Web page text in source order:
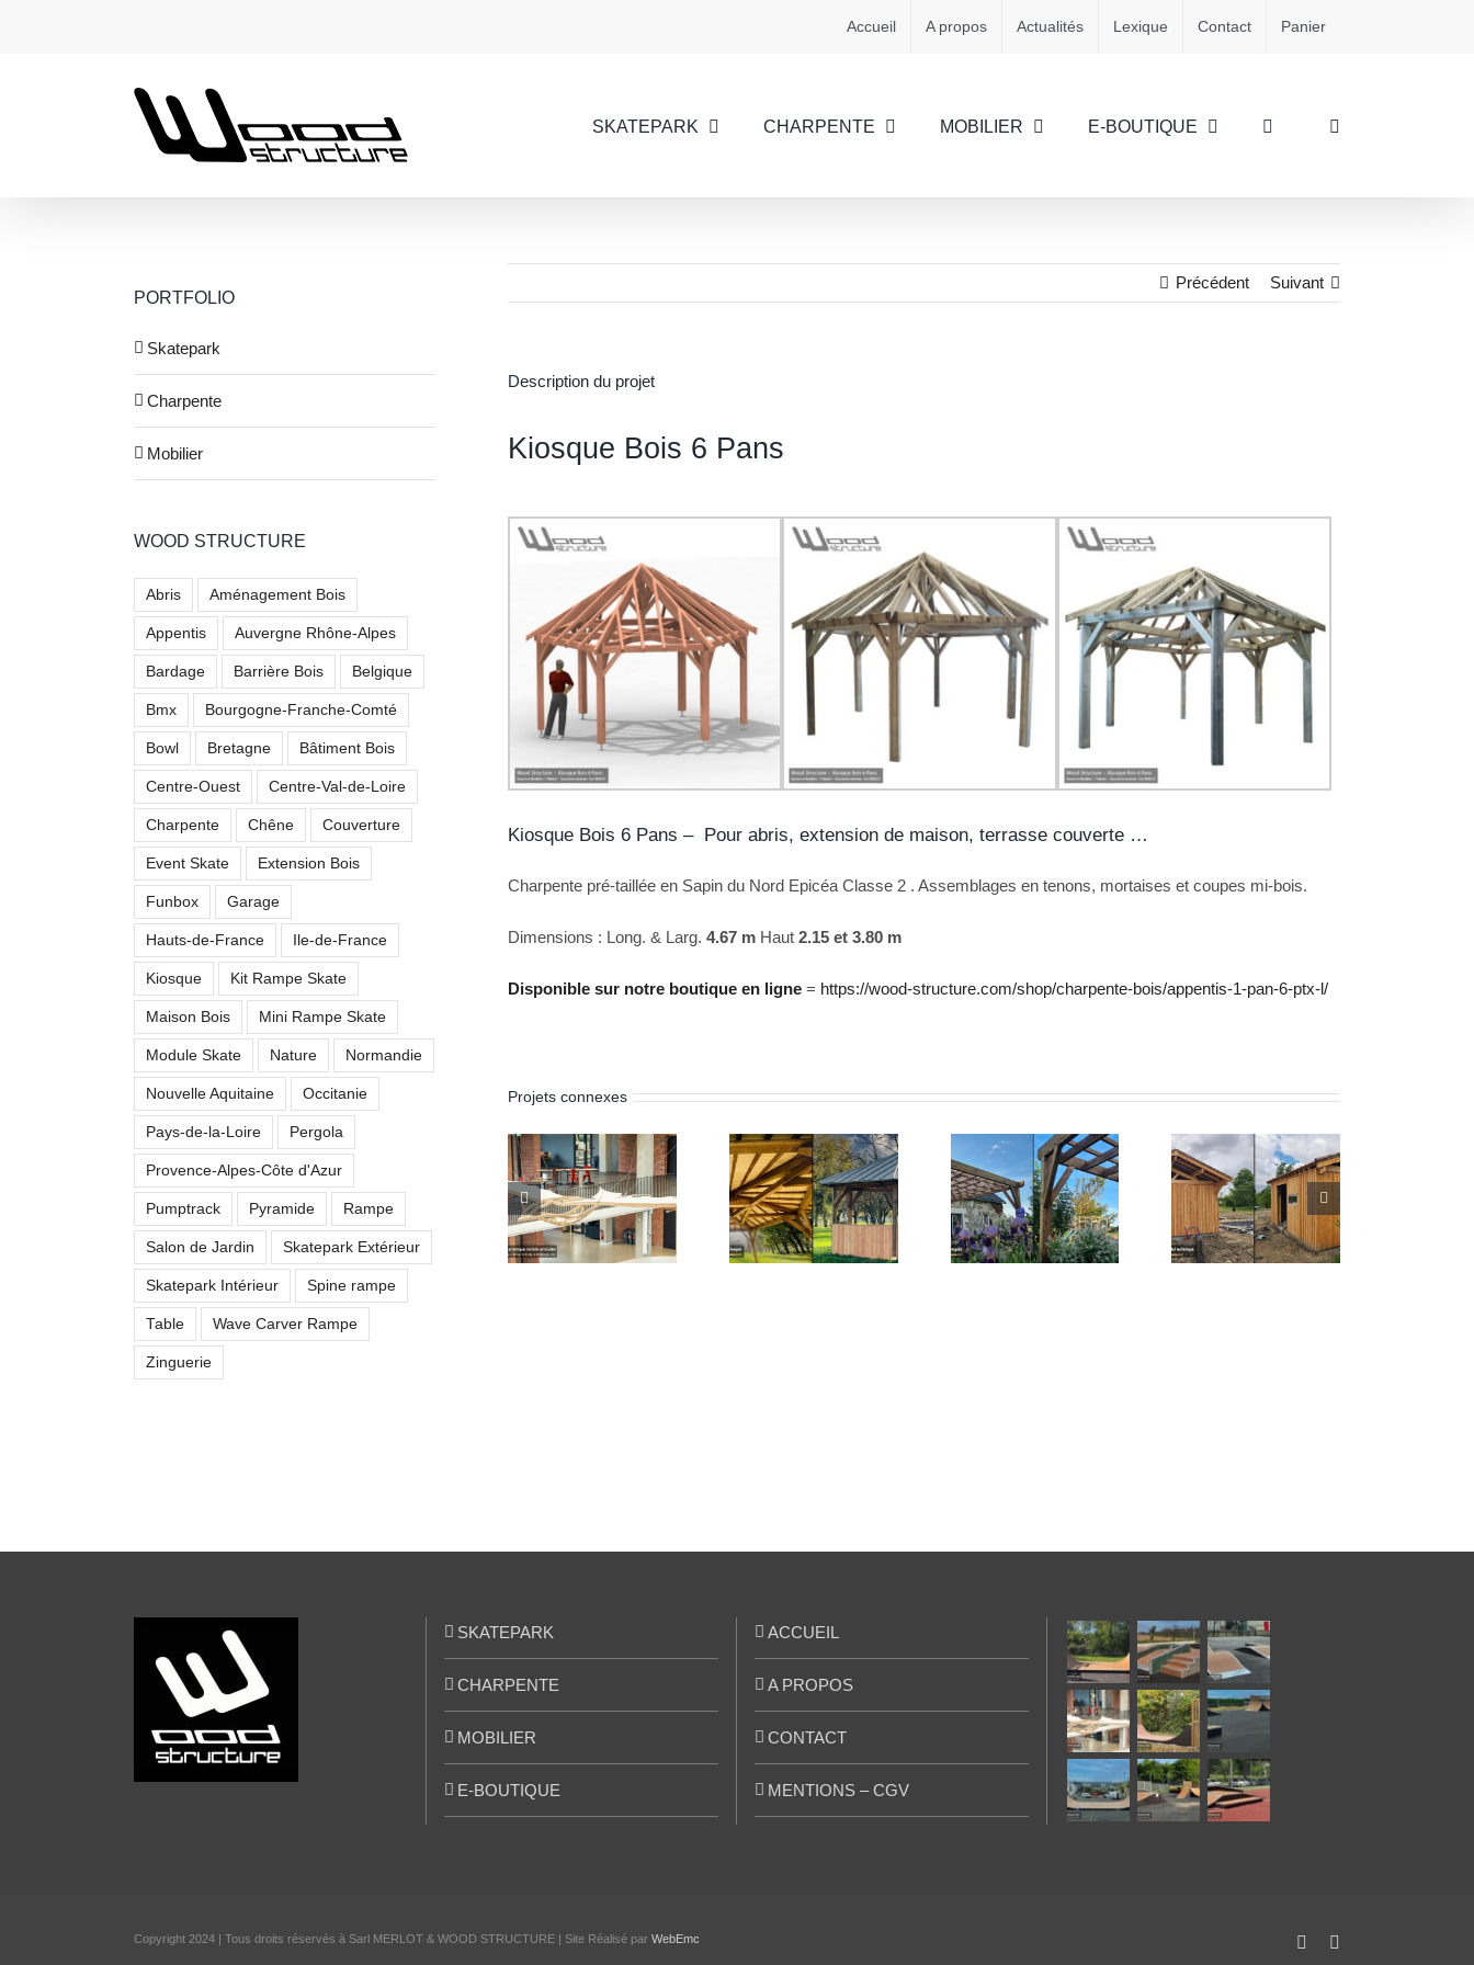
Accueil A propos Actualités Lexique Contact Panier
SKATEPARK CHARPENTE MOBILIER E-BOUTIQUE
Précédent Suivant
Description du projet
Kiosque Bois 6 Pans
Kiosque Bois 6 Pans – Pour abris, extension de maison, terrasse couverte …
Charpente pré-taillée en Sapin du Nord Epicéa Classe 2 . Assemblages en tenons, mortaises et coupes mi-bois.
Dimensions : Long. & Larg. 4.67 m Haut 2.15 et 3.80 m
Disponible sur notre boutique en ligne = https://wood-structure.com/shop/charpente-bois/appentis-1-pan-6-ptx-l/
Projets connexes
Œuvre artistique
mobile articulée
Kiosque bois 6
pans – 6 m
Pergola bois sur-
mesure – Leman
Abri local
technique piscine
PORTFOLIO
Skatepark
Charpente
Mobilier
WOOD STRUCTURE
Abris Aménagement Bois
Appentis Auvergne Rhône-Alpes
Bardage Barrière Bois Belgique
Bmx Bourgogne-Franche-Comté
Bowl Bretagne Bâtiment Bois
Centre-Ouest Centre-Val-de-Loire
Charpente Chêne Couverture
Event Skate Extension Bois
Funbox Garage
Hauts-de-France Ile-de-France
Kiosque Kit Rampe Skate
Maison Bois Mini Rampe Skate
Module Skate Nature Normandie
Nouvelle Aquitaine Occitanie
Pays-de-la-Loire Pergola
Provence-Alpes-Côte d'Azur
Pumptrack Pyramide Rampe
Salon de Jardin Skatepark Extérieur
Skatepark Intérieur Spine rampe
Table Wave Carver Rampe
Zinguerie
SKATEPARK
CHARPENTE
MOBILIER
E-BOUTIQUE
ACCUEIL
A PROPOS
CONTACT
MENTIONS – CGV
Copyright 2024 | Tous droits réservés à Sarl MERLOT & WOOD STRUCTURE | Site Réalisé par WebEmc Facebook